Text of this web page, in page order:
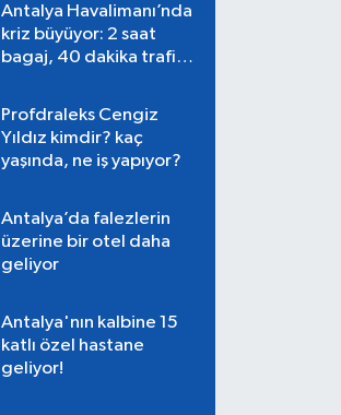
Antalya Havalimanı’nda
kriz büyüyor: 2 saat
bagaj, 40 dakika trafik,
Profdraleks Cengiz
Yıldız kimdir? kaç
yaşında, ne iş yapıyor?
Antalya’da falezlerin
üzerine bir otel daha
geliyor
Antalya'nın kalbine 15
katlı özel hastane
geliyor!